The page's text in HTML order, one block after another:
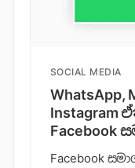
SOCIAL MEDIA
WhatsApp,
Instagram
Facebook
Facebook